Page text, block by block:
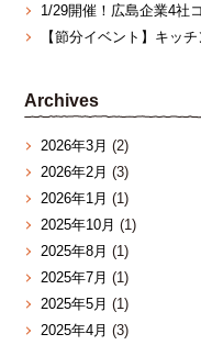
1/29開催！広島企業4社
【節分イベント】キッ
Archives
2026年3月 (2)
2026年2月 (3)
2026年1月 (1)
2025年10月 (1)
2025年8月 (1)
2025年7月 (1)
2025年5月 (1)
2025年4月 (3)